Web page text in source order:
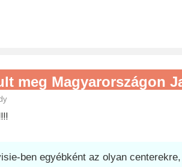
meg Magyarországon
ben egyébként az olyan